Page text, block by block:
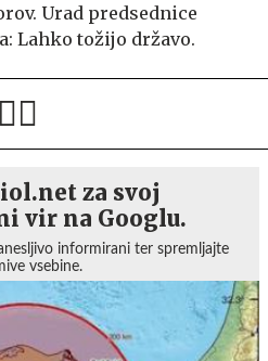
Urad predsednice
Lahko tožijo državo.
za svoj
vir na Googlu.
informirani ter spremljajte
vsebine.